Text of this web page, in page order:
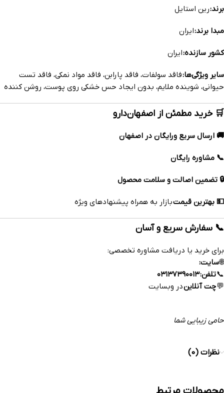
برند:رین استایل
مبدا برند:ایران
کشور سازنده:ایران
سایر ویژگی‌ها:فاقد سولفات، فاقد پارابن، فاقد مواد نمکی، فاقد تست
حیوانی، شوینده ملایم، بدون ایجاد حس خشکی روی پوست، روشن کننده
🛒 خرید مطمئن از اصفهان‌دارو
🚚 ارسال سریع ورایگان در اصفهان
📞 مشاوره رایگان
🔒 تضمین اصالت و سلامت محصول
💵 بهترین قیمتبازار به همراه پیشنهادهای ویژه
📞 سفارش سریع و آسان
برای خرید یا دریافت مشاوره تخصصی:
🌐سایت:
📞تلفن:۰۳۱۳۷۳۹۰۰۱۳
💬چت آنلایندر وبسایت
حامی زیبایی شما
نظرات (0)